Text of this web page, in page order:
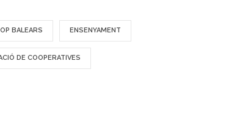
BALEARS ENSENYAMENT
DE COOPERATIVES